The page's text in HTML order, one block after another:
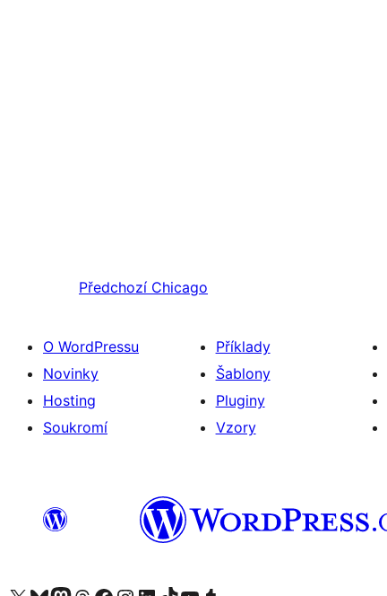
Předchozí Chicago
O WordPressu
Novinky
Hosting
Soukromí
Příklady
Šablony
Pluginy
Vzory